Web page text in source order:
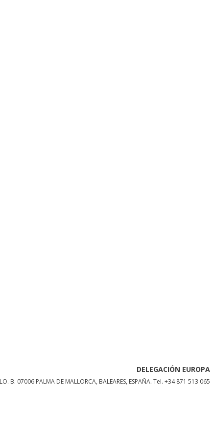
DELEGACIÓN EUROPA
B. 07006 PALMA DE MALLORCA, BALEARES, ESPAÑA. Tel. +34 871 513 065